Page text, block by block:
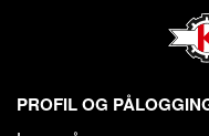
PROFIL OG